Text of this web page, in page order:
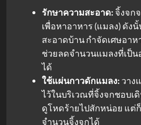
รักษาความสะอาด: จิ้งจก
เพื่อหาอาหาร (แมลง) ดัง
สะอาดบ้าน กำจัดเศษอาห
ช่วยลดจำนวนแมลงที่เป็น
ได้
ใช้แผ่นกาวดักแมลง: วาง
ไว้ในบริเวณที่จิ้งจกชอบเ
ดูโหดร้ายไปสักหน่อย แต่
จำนวนจิ้งจกได้